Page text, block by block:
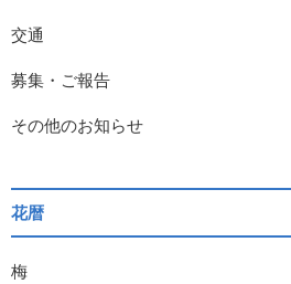
交通
募集・ご報告
その他のお知らせ
花暦
梅